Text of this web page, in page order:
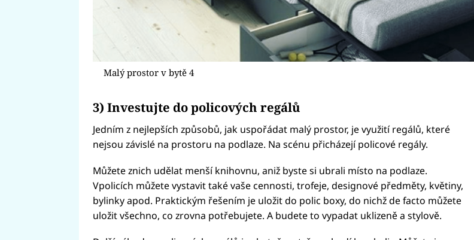
Malý prostor v bytě 4
3) Investujte do policových regálů
Jedním z nejlepších způsobů, jak uspořádat malý prostor, je využití regálů, které
nejsou závislé na prostoru na podlaze. Na scénu přicházejí policové regály.
Můžete znich udělat menší knihovnu, aniž byste si ubrali místo na podlaze.
Vpolicích můžete vystavit také vaše cennosti, trofeje, designové předměty, květiny,
bylinky apod. Praktickým řešením je uložit do polic boxy, do nichž de facto můžete
uložit všechno, co zrovna potřebujete. A budete to vypadat uklizeně a stylově.